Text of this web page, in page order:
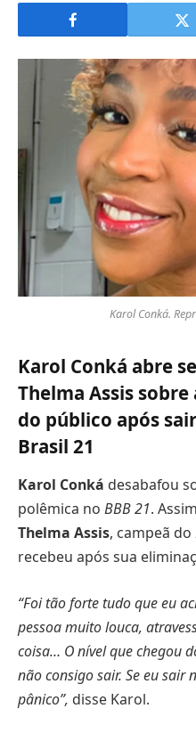
Karol Conká.
Karol Conká abre
Thelma Assis
do público após
Brasil 21
Karol Conká desabafou
polêmica no BBB 21.
Thelma Assis, campeã do
recebeu após sua
“Foi tão forte tudo que eu
pessoa muito louca,
coisa… O nível que chegou
não consigo sair. Se eu sair
pânico”, disse Karol.